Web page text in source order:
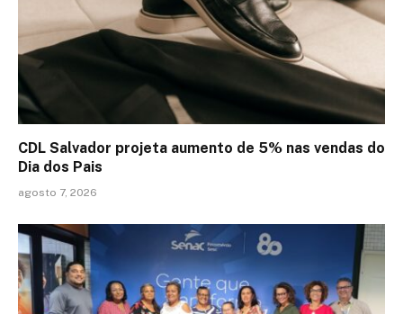
CDL Salvador projeta aumento de 5% nas vendas do
Dia dos Pais
agosto 7, 2026